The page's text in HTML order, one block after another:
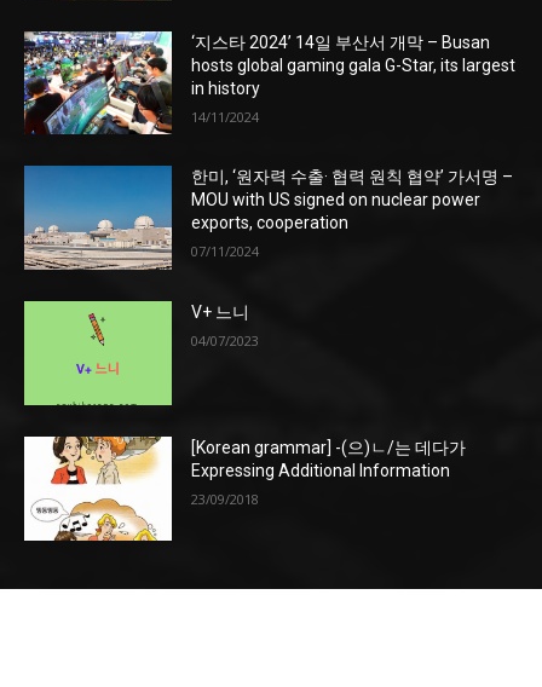
‘지스타 2024’ 14일 부산서 개막 – Busan
hosts global gaming gala G-Star, its largest
in history
14/11/2024
한미, ‘원자력 수출· 협력 원칙 협약’ 가서명 –
MOU with US signed on nuclear power
exports, cooperation
07/11/2024
V+ 느니
04/07/2023
[Korean grammar] -(으)ㄴ/는 데다가
Expressing Additional Information
23/09/2018